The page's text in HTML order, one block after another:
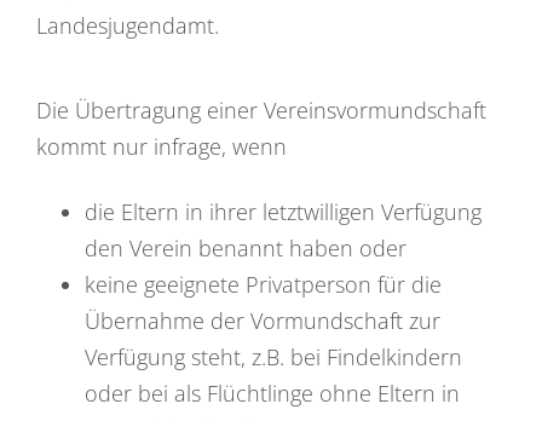
Landesjugendamt.
Die Übertragung einer Vereinsvormundschaft
kommt nur infrage, wenn
die Eltern in ihrer letztwilligen Verfügung
den Verein benannt haben oder
keine geeignete Privatperson für die
Übernahme der Vormundschaft zur
Verfügung steht, z.B. bei Findelkindern
oder bei als Flüchtlinge ohne Eltern in